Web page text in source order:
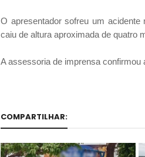
O apresentador sofreu um
caiu de altura aproximada de quatro
A assessoria de imprensa confirmou
COMPARTILHAR: